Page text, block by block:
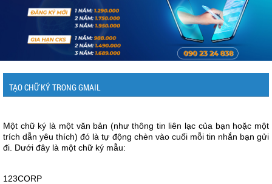
TẠO CHỮ KÝ TRONG GMAIL
Một chữ ký là một văn bản (như thông tin liên lạc của bạn hoặc một
trích dẫn yêu thích) đó là tự động chèn vào cuối mỗi tin nhắn bạn gửi
đi. Dưới đây là một chữ ký mẫu:
123CORP